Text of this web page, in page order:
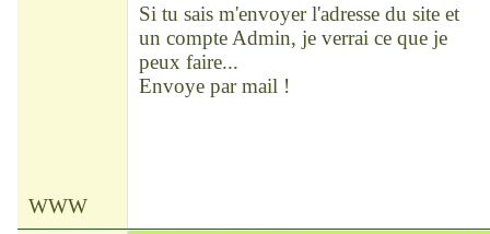
Si tu sais m'envoyer l'adresse du site et
un compte Admin, je verrai ce que je
peux faire...
Envoye par mail !
WWW